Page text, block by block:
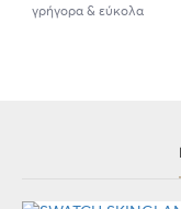
γρήγορα & εύκολα